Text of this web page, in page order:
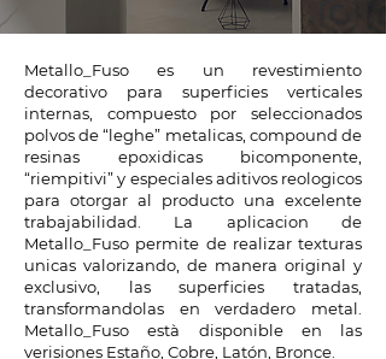
Metallo_Fuso es un revestimiento
decorativo para superficies verticales
internas, compuesto por seleccionados
polvos de “leghe” metalicas, compound de
resinas epoxidicas bicomponente,
“riempitivi” y especiales aditivos reologicos
para otorgar al producto una excelente
trabajabilidad. La aplicacion de
Metallo_Fuso permite de realizar texturas
unicas valorizando, de manera original y
exclusivo, las superficies tratadas,
transformandolas en verdadero metal.
Metallo_Fuso està disponible en las
verisiones Estaño, Cobre, Latón, Bronce.